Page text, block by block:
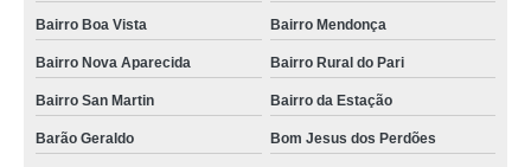
Bairro Boa Vista Bairro Mendonça
Bairro Nova Aparecida Bairro Rural do Pari
Bairro San Martin Bairro da Estação
Barão Geraldo Bom Jesus dos Perdões